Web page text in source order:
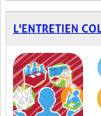
L'ENTRETIEN